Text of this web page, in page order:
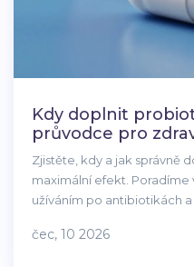
Kdy doplnit
průvodce pro
Zjistěte, kdy a jak správně
maximální efekt. Poradíme
užíváním po antibiotikách
čec, 10 2026